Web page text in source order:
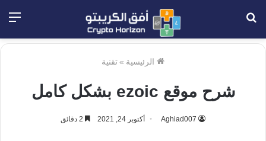
الرئيسية »تقنية
شرح موقع ezoic بشكل كامل
Aghiad007 أكتوبر 24, 2021